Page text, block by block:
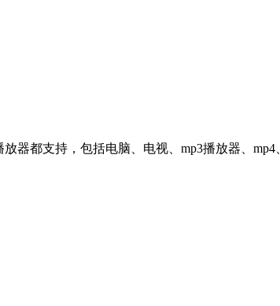
器都支持，包括电脑、电视、mp3播放器、mp4